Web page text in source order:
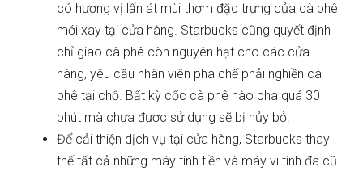
có hương vị lấn át mùi thơm đặc trưng của cà phê
mới xay tại cửa hàng. Starbucks cũng quyết định
chỉ giao cà phê còn nguyên hạt cho các cửa
hàng, yêu cầu nhân viên pha chế phải nghiền cà
phê tại chỗ. Bất kỳ cốc cà phê nào pha quá 30
phút mà chưa được sử dụng sẽ bị hủy bỏ.
Để cải thiện dịch vụ tại cửa hàng, Starbucks thay
thế tất cả những máy tính tiền và máy vi tính đã cũ